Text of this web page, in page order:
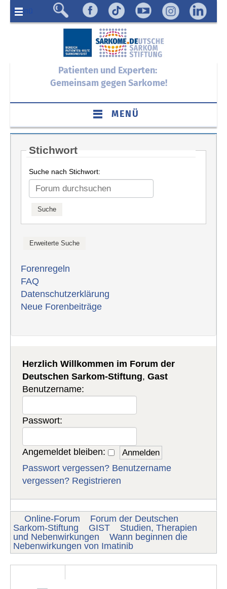
Menü
Patienten und Experten:
Gemeinsam gegen Sarkome!
MENÜ
Stichwort
Suche nach Stichwort:
Forenregeln
FAQ
Datenschutzerklärung
Neue Forenbeiträge
Herzlich Willkommen im Forum der
Deutschen Sarkom-Stiftung,Gast
Benutzername:
Passwort:
Angemeldet bleiben:
Passwort vergessen? Benutzername
vergessen? Registrieren
Online-Forum
Forum der Deutschen
Sarkom-Stiftung
GIST
Studien, Therapien
und Nebenwirkungen
Wann beginnen die
Nebenwirkungen von Imatinib